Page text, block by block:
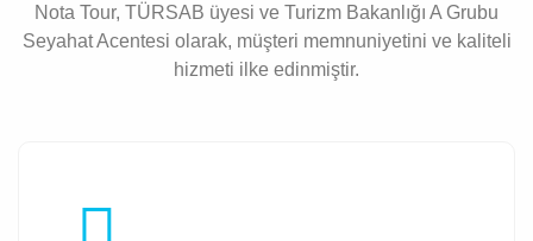
Nota Tour, TÜRSAB üyesi ve Turizm Bakanlığı A Grubu
Seyahat Acentesi olarak, müşteri memnuniyetini ve kaliteli
hizmeti ilke edinmiştir.